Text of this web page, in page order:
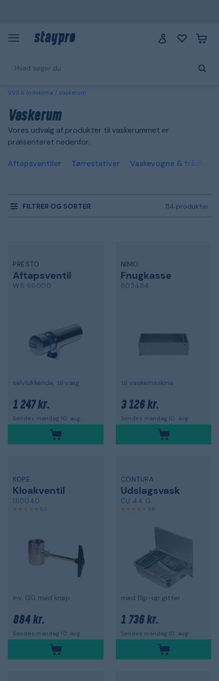
VVS & indeklima Vaskerum
Vaskerum
Vores udvalg af produkter til vaskerummet er
præsenteret nedenfor.
Aftapsventiler Tørrestativer Vaskevogne &
FILTRER OG SORTER 114 produkter
PRESTO
Aftapsventil
WS 66000
selvlukkende, til væg
1 247 kr.
Sendes mandag 10. aug.
NIMO
Fnugkasse
8034114
til vaskemaskine
3 126 kr.
Sendes mandag 10. aug.
KOPE
Kloakventil
1110040
5,0
Inv. GG med knap
884 kr.
Sendes mandag 10. aug.
CONTURA
Udslagsvask
CU 44 G
5,0
med flip-up gitter
1 736 kr.
Sendes mandag 10. aug.